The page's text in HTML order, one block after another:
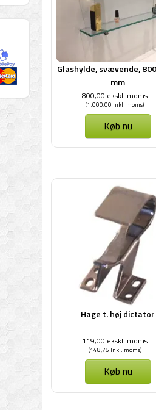
Glashylde, svævende,
mm
800,00 ekskl. moms
(1.000,00 Inkl. moms)
Køb nu
Hage t. høj dictator
119,00 ekskl. moms
(148,75 Inkl. moms)
Køb nu